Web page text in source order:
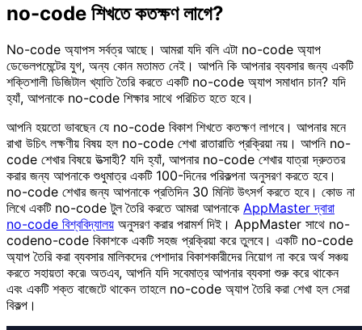
no-code শিখতে কতক্ষণ লাগে?
No-code অ্যাপস সর্বত্র আছে। আমরা যদি বলি এটা no-code অ্যাপ
ডেভেলপমেন্টের যুগ, অন্য কোন মতামত নেই। আপনি কি আপনার ব্যবসার জন্য একটি
শক্তিশালী ডিজিটাল খ্যাতি তৈরি করতে একটি no-code অ্যাপ সমাধান চান? যদি
হ্যাঁ, আপনাকে no-code শিক্ষার সাথে পরিচিত হতে হবে।
আপনি হয়তো ভাবছেন যে no-code বিকাশ শিখতে কতক্ষণ লাগবে। আপনার মনে
রাখা উচিৎ লক্ষণীয় বিষয় হল no-code শেখা রাতারাতি প্রক্রিয়া নয়। আপনি no-
code শেখার বিষয়ে উত্সাহী? যদি হ্যাঁ, আপনার no-code শেখার যাত্রা দ্রুততর
করার জন্য আপনাকে শুধুমাত্র একটি 100-দিনের পরিকল্পনা অনুসরণ করতে হবে।
no-code শেখার জন্য আপনাকে প্রতিদিন 30 মিনিট উৎসর্গ করতে হবে। কোড না
লিখে একটি no-code টুল তৈরি করতে আমরা আপনাকে AppMaster দ্বারা
no-code বিশ্ববিদ্যালয় অনুসরণ করার পরামর্শ দিই। AppMaster সাথে no-
codeno-code বিকাশকে একটি সহজ প্রক্রিয়া করে তুলবে। একটি no-code
অ্যাপ তৈরি করা ব্যবসার মালিকদের পেশাদার বিকাশকারীদের নিয়োগ না করে অর্থ সঞ্চয়
করতে সহায়তা করে৷ অতএব, আপনি যদি সবেমাত্র আপনার ব্যবসা শুরু করে থাকেন
এবং একটি শক্ত বাজেটে থাকেন তাহলে no-code অ্যাপ তৈরি করা শেখা হল সেরা
বিকল্প।